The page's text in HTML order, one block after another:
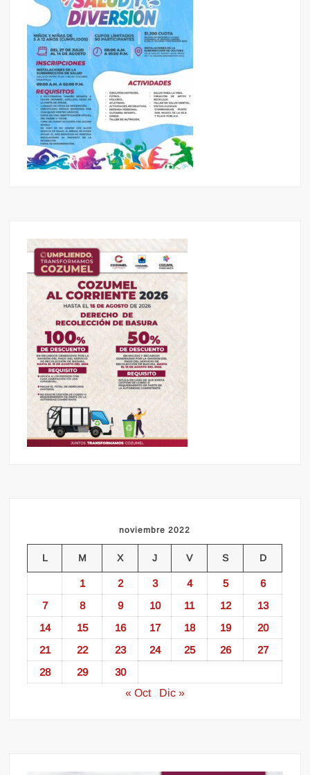
Juvenil
noviembre 2022
L M X J V S D
1 2 3 4 5
6
7
8 9 10 11 12
13
14
15 16 17 18 19
20
21
22 23 24 25 26
27
28
29
30
« Oct
Dic »